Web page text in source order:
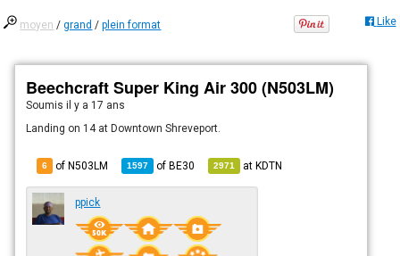
moyen /grand /plein format Like
Beechcraft Super King Air 300 (N503LM)
Soumisil y a 17 ans
Landing on 14 at Downtown Shreveport.
6 of N503LM 1597 ofBE30 2971 atKDTN
ppick